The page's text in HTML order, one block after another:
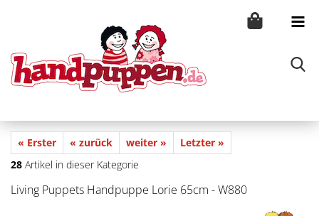
« Erster « zurück weiter »
Letzter »
28 Artikel in dieser Kategorie
Living Puppets Handpuppe Lorie 65cm - W880